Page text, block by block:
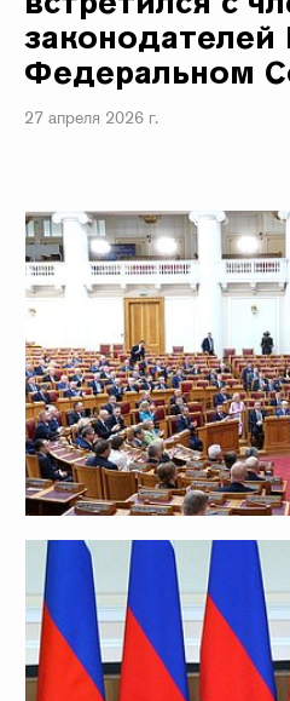
Федеральном
27 апреля 2026 г.